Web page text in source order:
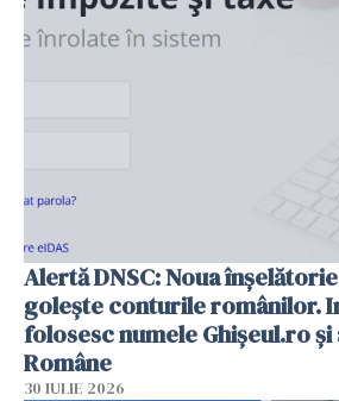
Alertă DNSC: Noua
golește conturile românilor.
folosesc numele Ghișeul.ro
Române
30 IULIE 2026